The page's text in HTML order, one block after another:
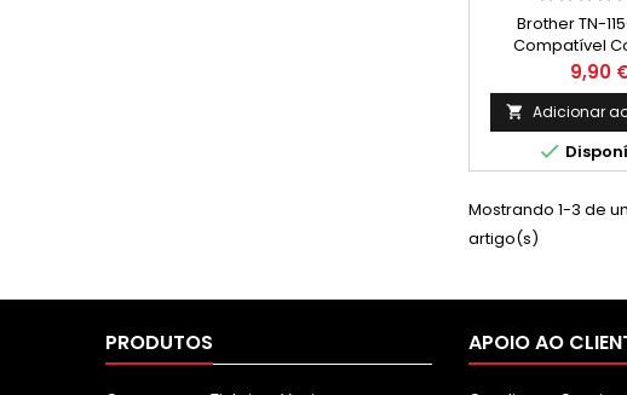
Brother TN-
Compatível
Rendimento
Páginas* *
páginas de
norma ISO/
L1640W, DCP
L1240W, HL
Preço
9,90
 Adicionar

Mostrando 1-3 de
artigo(s)
PRODUTOS APOIO AO